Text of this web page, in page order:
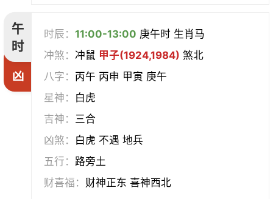
午
时
凶
时辰：11:00-13:00 庚午时 生肖马
冲煞：冲鼠 甲子(1924,1984) 煞北
八字： 丙午 丙申 甲寅 庚午
星神： 白虎
吉神： 三合
凶煞： 白虎 不遇 地兵
五行： 路旁土
财喜福： 财神正东 喜神西北